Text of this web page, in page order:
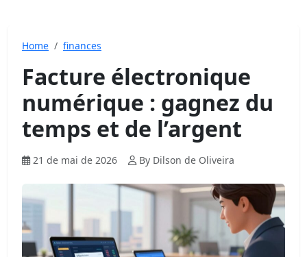
Home finances
Facture électronique
numérique : gagnez du
temps et de l’argent
21 de mai de 2026 By Dilson de Oliveira